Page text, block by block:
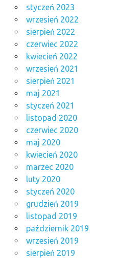
styczeń 2023
wrzesień 2022
sierpień 2022
czerwiec 2022
kwiecień 2022
wrzesień 2021
sierpień 2021
maj 2021
styczeń 2021
listopad 2020
czerwiec 2020
maj 2020
kwiecień 2020
marzec 2020
luty 2020
styczeń 2020
grudzień 2019
listopad 2019
październik 2019
wrzesień 2019
sierpień 2019